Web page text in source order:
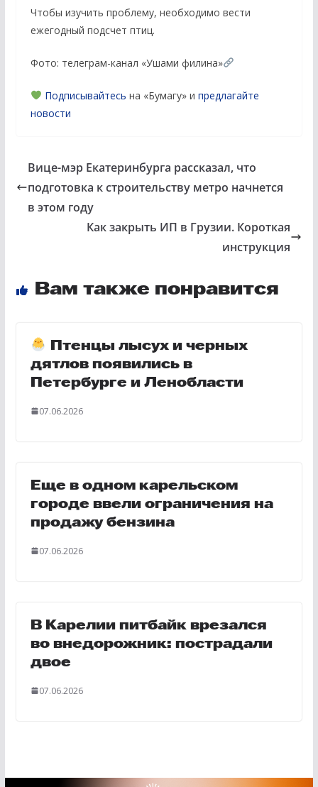
Чтобы изучить проблему, необходимо вести
ежегодный подсчет птиц.
Фото: телеграм-канал «Ушами филина»
Подписывайтесь на «Бумагу» и предлагайте
новости
Вице-мэр Екатеринбурга рассказал, что
подготовка к строительству метро начнется
в этом году
Как закрыть ИП в Грузии. Короткая
инструкция
Вам также понравится
Птенцы лысух и черных
дятлов появились в
Петербурге и Ленобласти
07.06.2026
Еще в одном карельском
городе ввели ограничения на
продажу бензина
07.06.2026
В Карелии питбайк врезался
во внедорожник: пострадали
двое
07.06.2026